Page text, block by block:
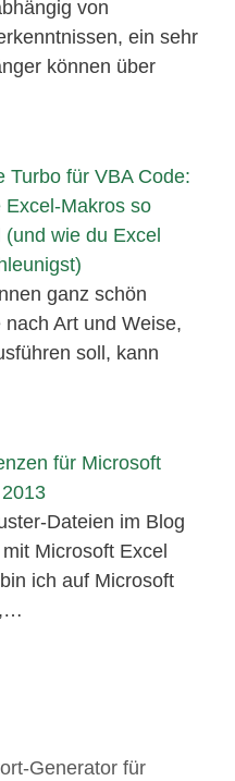
von
ein sehr
können über
Turbo für VBA Code:
Excel-Makros so
(und wie du Excel
ganz schön
Art und Weise,
soll, kann
für Microsoft
Dateien im Blog
Microsoft Excel
ich auf Microsoft
Generator für